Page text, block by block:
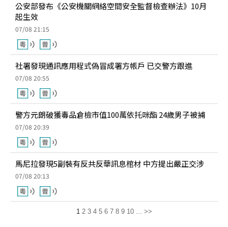
公安部發布《公安機關網絡空間安全監督檢查辦法》10月
起生效
07/08 21:15
社署發現通訊應用程式偽冒成署方帳戶 已交警方跟進
07/08 20:55
警方元朗破獲毒品倉檢市值100萬依托咪酯 24歲男子被捕
07/08 20:39
馬尼拉發現5副裝有反共反華訊息棺材 中方提出嚴正交涉
07/08 20:13
1 2 3 4 5 6 7 8 9 10 ... >>